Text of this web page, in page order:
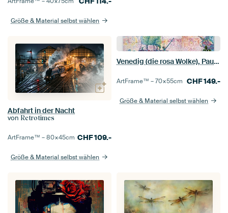
Größe & Material selbst wählen
Abfahrt in der Nacht
von Retrotimes
ArtFrame™ –80×45cm CHF109.-
Größe & Material selbst wählen
Venedig (die rosa Wolke), Paul Signac
ArtFrame™ –70×55cm CHF149.-
Größe & Material selbst wählen